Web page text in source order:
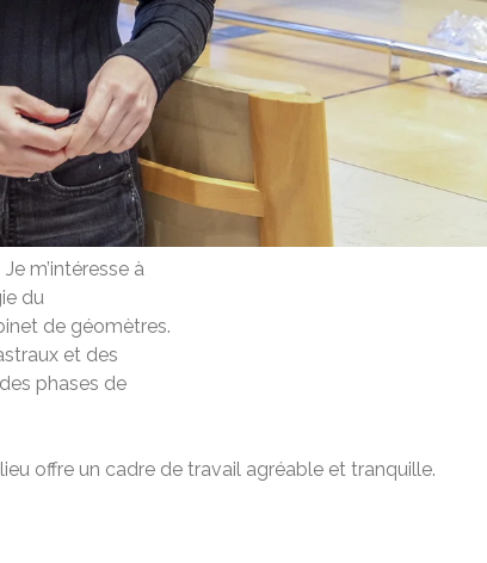
m’intéresse à
du
de géomètres.
et des
phases de
offre un cadre de travail agréable et tranquille.